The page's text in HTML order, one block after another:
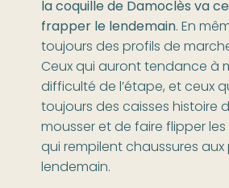
la coquille de Damoclès va
frapper le lendemain. En
toujours des profils de
Ceux qui auront tendance à
difficulté de l’étape, et ceux
toujours des caisses histoire
mousser et de faire flipper
qui rempilent chaussures aux
lendemain.